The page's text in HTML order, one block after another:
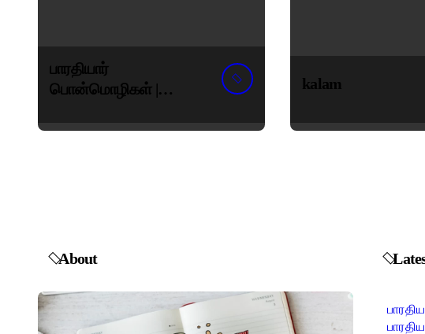
பாரதியார்
பொன்மொழிகள் |
பாரதியார் சிறந்த
kalam
About